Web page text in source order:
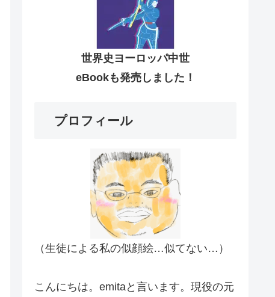
世界史ヨーロッパ中世
eBookも発売しました！
プロフィール
（生徒による私の似顔絵…似てない…）
こんにちは。emitaと言います。現役の元